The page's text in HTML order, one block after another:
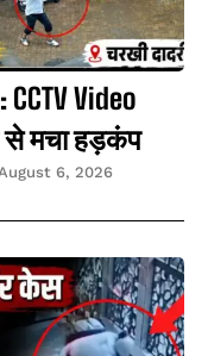
Video
से मचा हड़कंप
6, 2026